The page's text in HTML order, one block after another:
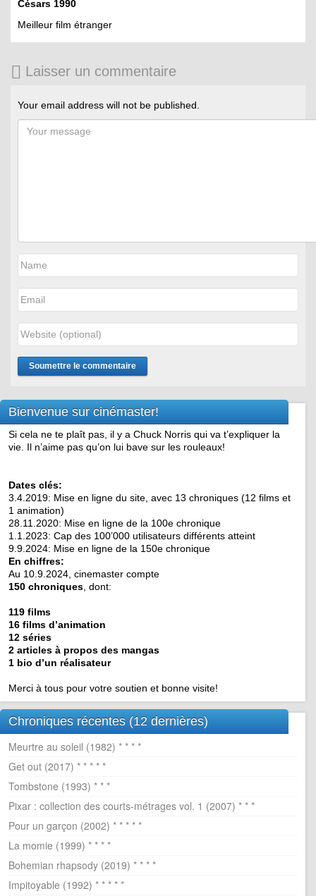
Césars 1990
Meilleur film étranger
Laisser un commentaire
Your email address will not be published.
Bienvenue sur cinémaster!
Si cela ne te plaît pas, il y a Chuck Norris qui va t’expliquer la
vie. Il n’aime pas qu’on lui bave sur les rouleaux!
Dates clés:
3.4.2019: Mise en ligne du site, avec 13 chroniques (12 films et
1 animation)
28.11.2020: Mise en ligne de la 100e chronique
1.1.2023: Cap des 100’000 utilisateurs différents atteint
9.9.2024: Mise en ligne de la 150e chronique
En chiffres:
Au 10.9.2024, cinemaster compte
150 chroniques , dont:
119 films
16 films d’animation
12 séries
2 articles à propos des mangas
1 bio d’un réalisateur
Merci à tous pour votre soutien et bonne visite!
Chroniques récentes (12 dernières)
Meurtre au soleil (1982) * * * *
Get out (2017) * * * * *
Tombstone (1993) * * *
Pixar : collection des courts-métrages vol. 1 (2007) * * *
Pour un garçon (2002) * * * * *
La momie (1999) * * * *
Bohemian rhapsody (2019) * * * *
Impitoyable (1992) * * * * *